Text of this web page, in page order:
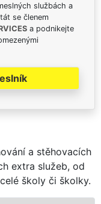
službách a
se členem
a podnikejte
a stěhovacích
extra služeb, od
školy či školky.